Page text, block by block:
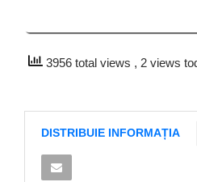
3956 total views , 2 views
DISTRIBUIE INFORMAȚIA